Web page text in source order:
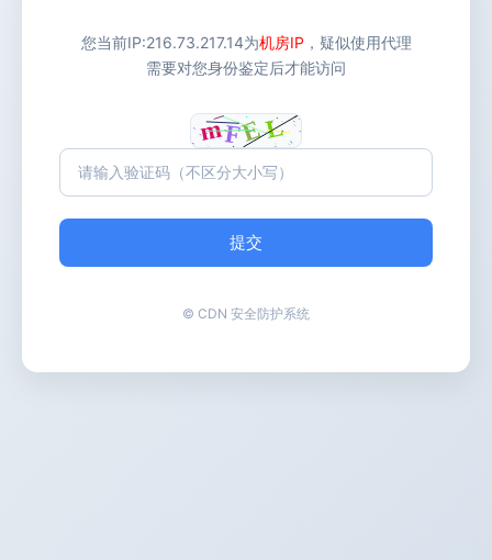
您当前IP:216.73.217.14为机房IP ，疑似使用代理
需要对您身份鉴定后才能访问
提交
© CDN 安全防护系统